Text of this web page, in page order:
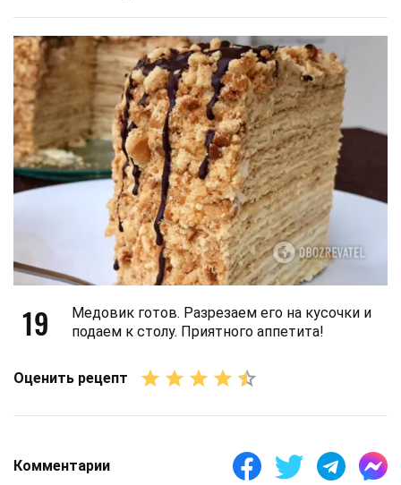
19
Медовик готов. Разрезаем его на кусочки и
подаем к столу. Приятного аппетита!
Оценить рецепт
Комментарии